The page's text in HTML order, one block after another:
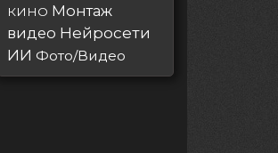
КИНО Монтаж
видео Нейросети
ИИ Фото/Видео